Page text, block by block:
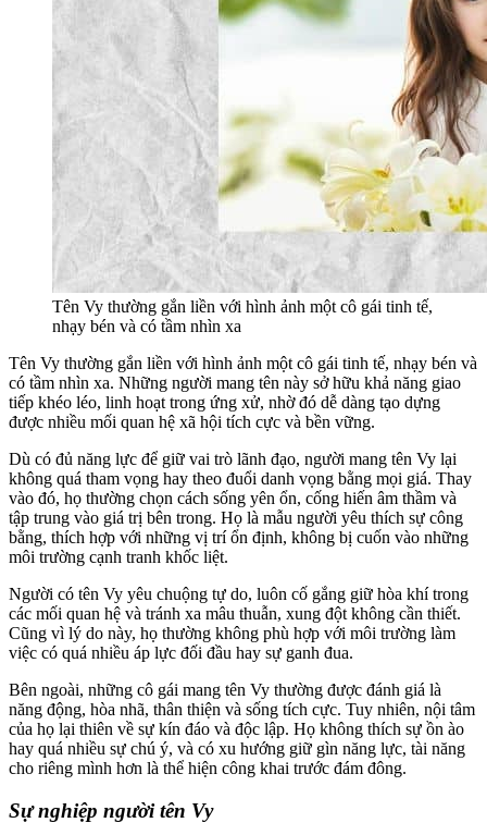
Tên Vy thường gắn liền với hình ảnh một cô gái tinh tế,
nhạy bén và có tầm nhìn xa
Tên Vy thường gắn liền với hình ảnh một cô gái tinh tế, nhạy bén và
có tầm nhìn xa. Những người mang tên này sở hữu khả năng giao
tiếp khéo léo, linh hoạt trong ứng xử, nhờ đó dễ dàng tạo dựng
được nhiều mối quan hệ xã hội tích cực và bền vững.
Dù có đủ năng lực để giữ vai trò lãnh đạo, người mang tên Vy lại
không quá tham vọng hay theo đuổi danh vọng bằng mọi giá. Thay
vào đó, họ thường chọn cách sống yên ổn, cống hiến âm thầm và
tập trung vào giá trị bên trong. Họ là mẫu người yêu thích sự công
bằng, thích hợp với những vị trí ổn định, không bị cuốn vào những
môi trường cạnh tranh khốc liệt.
Người có tên Vy yêu chuộng tự do, luôn cố gắng giữ hòa khí trong
các mối quan hệ và tránh xa mâu thuẫn, xung đột không cần thiết.
Cũng vì lý do này, họ thường không phù hợp với môi trường làm
việc có quá nhiều áp lực đối đầu hay sự ganh đua.
Bên ngoài, những cô gái mang tên Vy thường được đánh giá là
năng động, hòa nhã, thân thiện và sống tích cực. Tuy nhiên, nội tâm
của họ lại thiên về sự kín đáo và độc lập. Họ không thích sự ồn ào
hay quá nhiều sự chú ý, và có xu hướng giữ gìn năng lực, tài năng
cho riêng mình hơn là thể hiện công khai trước đám đông.
Sự nghiệp người tên Vy